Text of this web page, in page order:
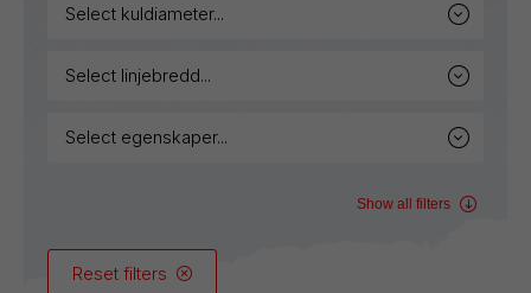
select kuldiameter...
select linjebredd...
select egenskaper...
Show all filters
Reset filters